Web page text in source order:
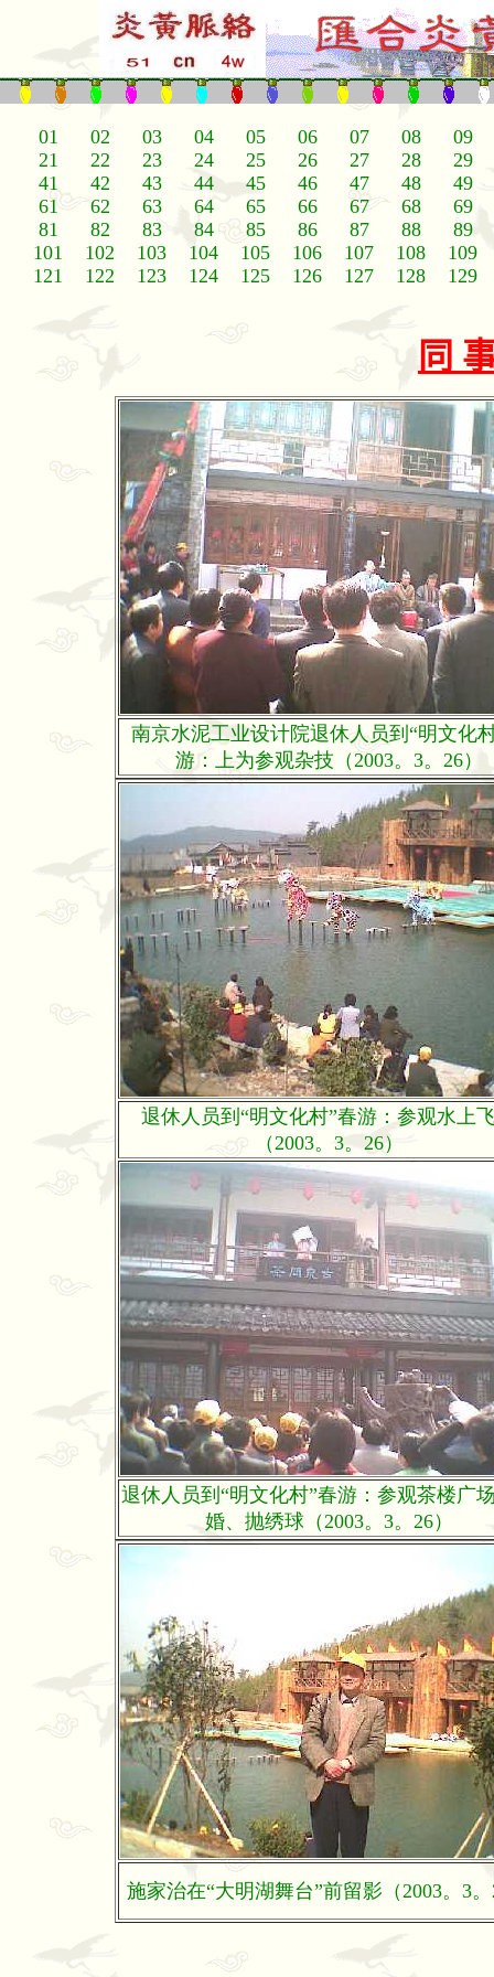
01 02 03 04 05 06 07 08
09
21
22 23 24 25 26 27 28
29
41
42 43 44 45 46 47 48
49
61
62 63 64 65 66 67 68
69
81
82 83 84 85 86 87 88
89
101
102 103 104 105 106 107 108
109
121
122 123 124 125 126 127 128 129
同
南京水泥工业设计院退休人员到“明文化
游：上为参观杂技（2003。3。26）
退休人员到“明文化村”春游：参观水上
（2003。3。26）
退休人员到“明文化村”春游：参观茶楼广
婚、抛绣球（2003。3。26）
施家治在“大明湖舞台”前留影（2003。3